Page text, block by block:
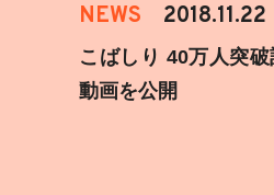
NEWS 2018.11.22
こばしり 40万人突
動画を公開